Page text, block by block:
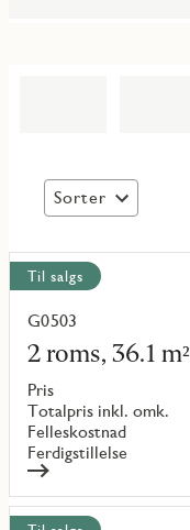
Sorter
Vis
alle
objekt
Til salgs
G0503
2 roms, 36.1 m²
Pris
Totalpris inkl. omk.
Felleskostnad
Ferdigstillelse
Les
mer
om
objekt
{objectNumber}